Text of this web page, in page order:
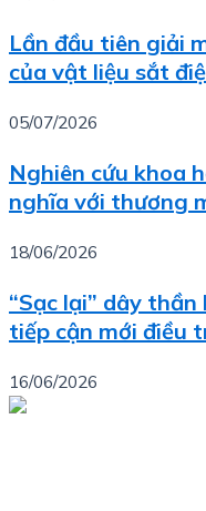
Lần đầu tiên giải
của vật liệu sắt
05/07/2026
Nghiên cứu khoa
nghĩa với thương
18/06/2026
“Sạc lại” dây
tiếp cận mới điều
16/06/2026